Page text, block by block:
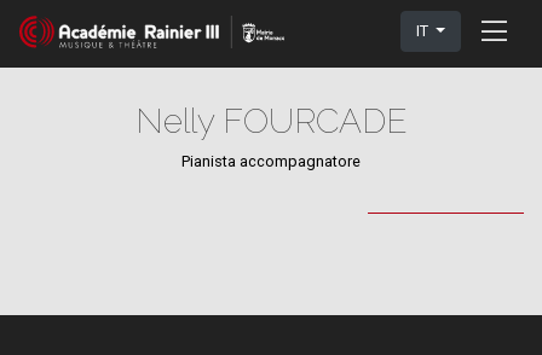
IT
Nelly FOURCADE
Pianista accompagnatore